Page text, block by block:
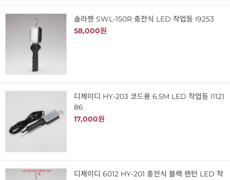
솔라젠 SWL-150R 충전식 LED 작업등 I9253
58,000원
디제이디 HY-203 코드용 6.5M LED 작업등 I1121
86
17,000원
디제이디 6012 HY-201 충전식 블랙 렌턴 LED 작